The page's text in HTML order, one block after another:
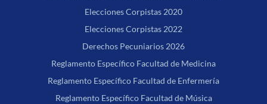
Elecciones Corpistas 2020
Elecciones Corpistas 2022
Derechos Pecuniarios 2026
Reglamento Específico Facultad de Medicina
Reglamento Específico Facultad de Enfermería
Reglamento Específico Facultad de Música